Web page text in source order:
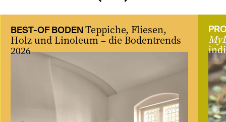
zurück
vor
BEST-OF BODENTeppiche, Fliesen,
Holz und Linoleum – die Bodentrends
2026